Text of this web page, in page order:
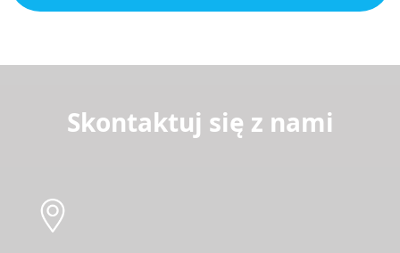
Skontaktuj się z nami